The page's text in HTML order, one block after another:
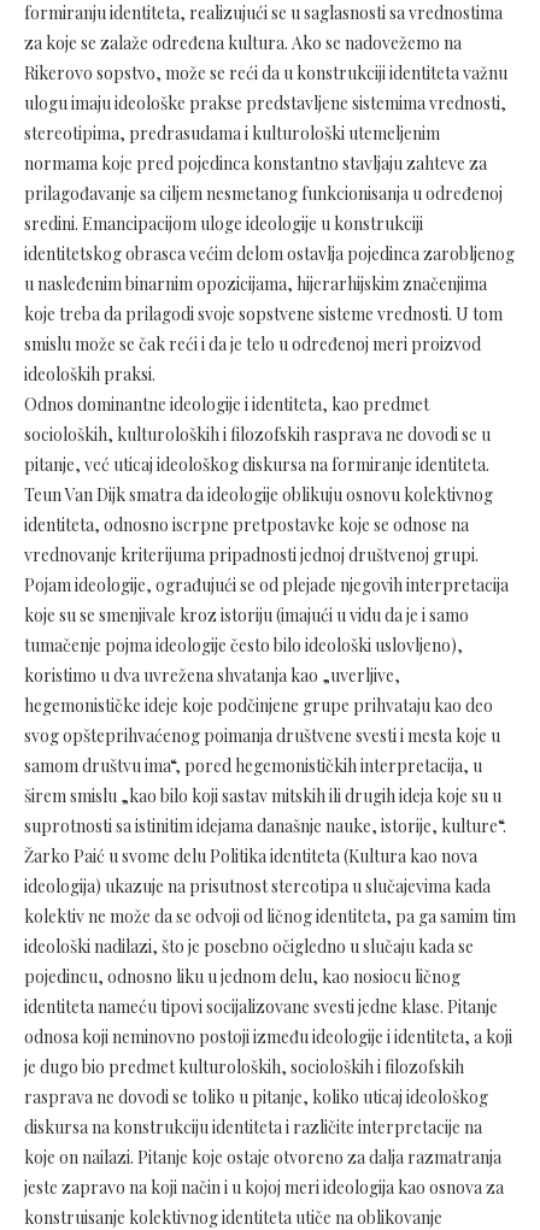
formiranju identiteta, realizujući se u saglasnosti sa vrednostima
za koje se zalaže određena kultura. Ako se nadovežemo na
Rikerovo sopstvo, može se reći da u konstrukciji identiteta važnu
ulogu imaju ideološke prakse predstavljene sistemima vrednosti,
stereotipima, predrasudama i kulturološki utemeljenim
normama koje pred pojedinca konstantno stavljaju zahteve za
prilagođavanje sa ciljem nesmetanog funkcionisanja u određenoj
sredini. Emancipacijom uloge ideologije u konstrukciji
identitetskog obrasca većim delom ostavlja pojedinca zarobljenog
u nasleđenim binarnim opozicijama, hijerarhijskim značenjima
koje treba da prilagodi svoje sopstvene sisteme vrednosti. U tom
smislu može se čak reći i da je telo u određenoj meri proizvod
ideoloških praksi.
Odnos dominantne ideologije i identiteta, kao predmet
socioloških, kulturoloških i filozofskih rasprava ne dovodi se u
pitanje, već uticaj ideološkog diskursa na formiranje identiteta.
Teun Van Dijk smatra da ideologije oblikuju osnovu kolektivnog
identiteta, odnosno iscrpne pretpostavke koje se odnose na
vrednovanje kriterijuma pripadnosti jednoj društvenoj grupi.
Pojam ideologije, ograđujući se od plejade njegovih interpretacija
koje su se smenjivale kroz istoriju (imajući u vidu da je i samo
tumačenje pojma ideologije često bilo ideološki uslovljeno),
koristimo u dva uvrežena shvatanja kao „uverljive,
hegemonističke ideje koje podčinjene grupe prihvataju kao deo
svog opšteprihvaćenog poimanja društvene svesti i mesta koje u
samom društvu ima“, pored hegemonističkih interpretacija, u
širem smislu „kao bilo koji sastav mitskih ili drugih ideja koje su u
suprotnosti sa istinitim idejama današnje nauke, istorije, kulture“.
Žarko Paić u svome delu Politika identiteta (Kultura kao nova
ideologija) ukazuje na prisutnost stereotipa u slučajevima kada
kolektiv ne može da se odvoji od ličnog identiteta, pa ga samim tim
ideološki nadilazi, što je posebno očigledno u slučaju kada se
pojedincu, odnosno liku u jednom delu, kao nosiocu ličnog
identiteta nameću tipovi socijalizovane svesti jedne klase. Pitanje
odnosa koji neminovno postoji između ideologije i identiteta, a koji
je dugo bio predmet kulturoloških, socioloških i filozofskih
rasprava ne dovodi se toliko u pitanje, koliko uticaj ideološkog
diskursa na konstrukciju identiteta i različite interpretacije na
koje on nailazi. Pitanje koje ostaje otvoreno za dalja razmatranja
jeste zapravo na koji način i u kojoj meri ideologija kao osnova za
konstruisanje kolektivnog identiteta utiče na oblikovanje